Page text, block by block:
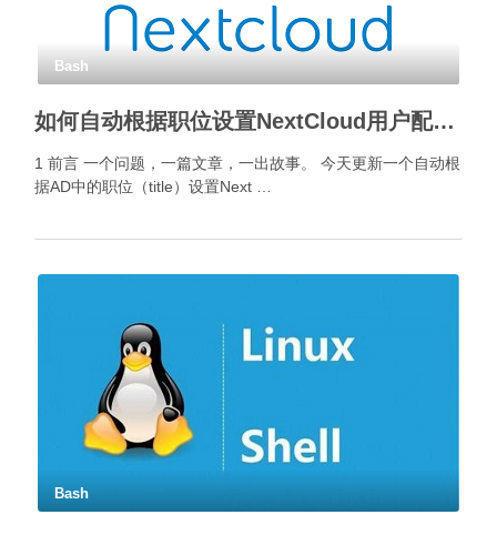
Bash
如何自动根据职位设置NextCloud用户配额？
1 前言 一个问题，一篇文章，一出故事。 今天更新一个自动根
据AD中的职位（title）设置Next …
Bash